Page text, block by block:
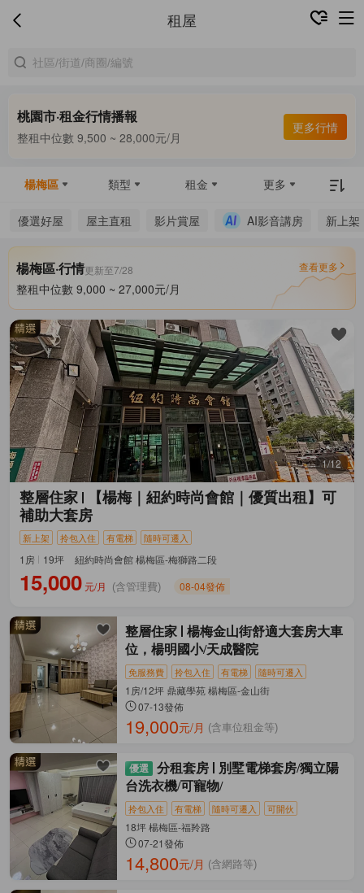
租屋
桃園市·租金行情播報
合租中位數 7,000 ~ 8,120元/月
整租中位數 9,500 ~ 28,000元/月
更多行情
楊梅區 類型 租金 更多
優選好屋 屋主直租 影片賞屋 AI影音講房 新上架
楊梅區·行情更新至7/28 查看更多
整租中位數 9,000 ~ 27,000元/月
1/12
整層住家
【楊梅｜紐約時尚會館｜優質出租】可
補助大套房
新上架 拎包入住 有電梯 隨時可遷入
1房 19坪 紐約時尚會館 楊梅區-梅獅路二段
15,000 元/月 (含管理費) 08-04發佈
整層住家
楊梅金山街舒適大套房大車
位，楊明國小/天成醫院
免服務費 拎包入住 有電梯 隨時可遷入
1房/12坪 鼎藏學苑 楊梅區-金山街
07-13發佈
19,000元/月 (含車位租金等)
分租套房
別墅電梯套房/獨立陽
台洗衣機/可寵物/
拎包入住 有電梯 隨時可遷入 可開伙
18坪 楊梅區-福羚路
07-21發佈
14,800元/月 (含網路等)